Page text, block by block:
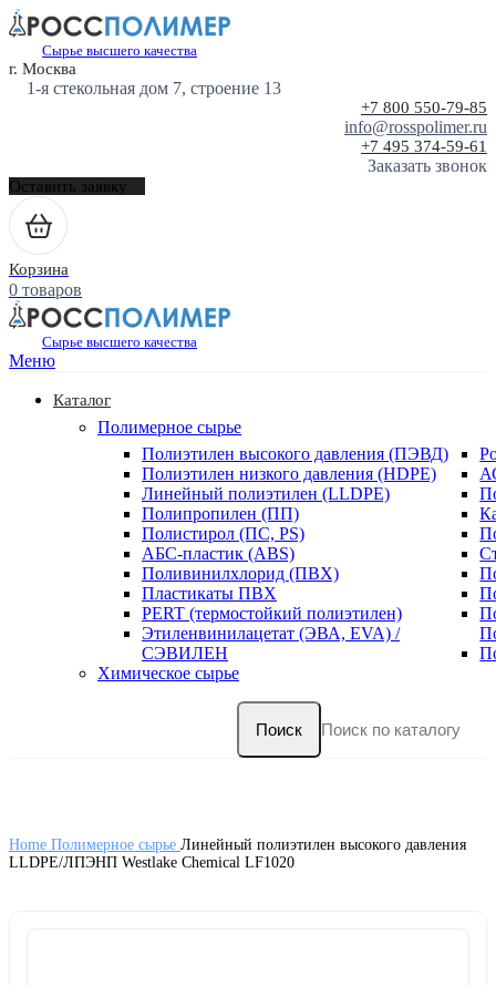
Сырье высшего качества
г. Москва
1-я стекольная дом 7, строение 13
+7 800 550-79-85
info@rosspolimer.ru
+7 495 374-59-61
Заказать звонок
Оставить заявку
Корзина
0 товаров
Сырье высшего качества
Меню
Каталог
Полимерное сырье
Полиэтилен высокого давления (ПЭВД)
Полиэтилен низкого давления (HDPE)
Линейный полиэтилен (LLDPE)
Полипропилен (ПП)
Полистирол (ПС, PS)
АБС-пластик (ABS)
Поливинилхлорид (ПВХ)
Пластикаты ПВХ
PERT (термостойкий полиэтилен)
Этиленвинилацетат (ЭВА, EVA) /
СЭВИЛЕН
Химическое сырье
Поиск
Home Полимерное сырье Линейный полиэтилен высокого давления
LLDPE/ЛПЭНП Westlake Chemical LF1020